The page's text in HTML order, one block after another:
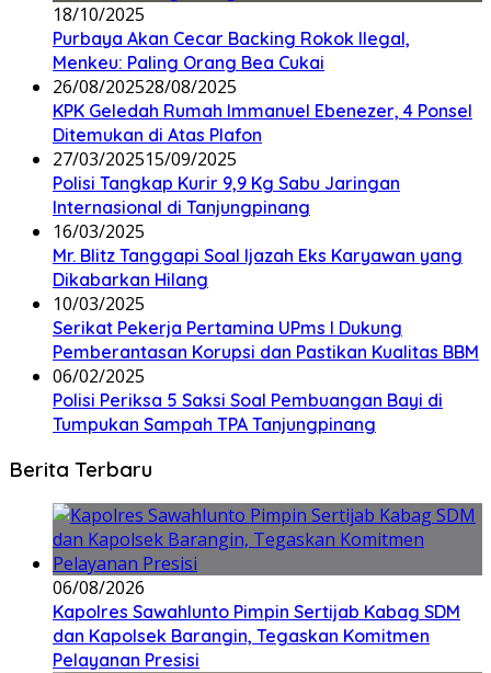
18/10/2025
Purbaya Akan Cecar Backing Rokok Ilegal,
Menkeu: Paling Orang Bea Cukai
26/08/202528/08/2025
KPK Geledah Rumah Immanuel Ebenezer, 4 Ponsel
Ditemukan di Atas Plafon
27/03/202515/09/2025
Polisi Tangkap Kurir 9,9 Kg Sabu Jaringan
Internasional di Tanjungpinang
16/03/2025
Mr. Blitz Tanggapi Soal Ijazah Eks Karyawan yang
Dikabarkan Hilang
10/03/2025
Serikat Pekerja Pertamina UPms I Dukung
Pemberantasan Korupsi dan Pastikan Kualitas BBM
06/02/2025
Polisi Periksa 5 Saksi Soal Pembuangan Bayi di
Tumpukan Sampah TPA Tanjungpinang
Berita Terbaru
06/08/2026
Kapolres Sawahlunto Pimpin Sertijab Kabag SDM
dan Kapolsek Barangin, Tegaskan Komitmen
Pelayanan Presisi